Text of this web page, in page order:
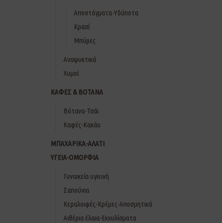
Αποστάγματα-Υδύποτα
Κρασί
Μπύρες
Αναψυκτικά
Χυμοί
ΚΑΦΕΣ & ΒΟΤΑΝΑ
Βότανα-Τσάι
Καφές-Κακάο
ΜΠΑΧΑΡΙΚΑ-ΑΛΑΤΙ
ΥΓΕΙΑ-ΟΜΟΡΦΙΑ
Γυναικεία υγιεινή
Σαπούνια
Κεραλοιφές-Κρέμες-Αποσμητικά
Αιθέρια έλαια-Εκχυλίσματα